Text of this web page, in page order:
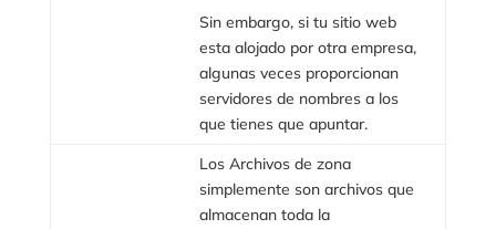
Sin embargo, si tu sitio web
esta alojado por otra empresa,
algunas veces proporcionan
servidores de nombres a los
que tienes que apuntar.
Los Archivos de zona
simplemente son archivos que
almacenan toda la